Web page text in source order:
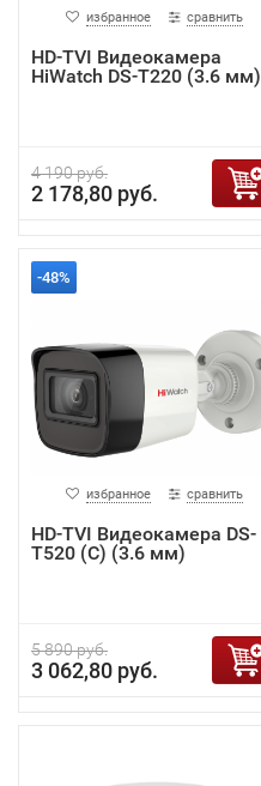
избранное сравнить
HD-TVI Видеокамера
HiWatch DS-T220 (3.6 мм)
4 190 руб.
2 178,80 руб.
-48%
избранное сравнить
HD-TVI Видеокамера DS-
T520 (С) (3.6 мм)
5 890 руб.
3 062,80 руб.